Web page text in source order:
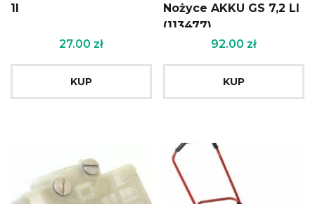
1l
27.00 zł
KUP
Nożyce AKKU GS 7,2 LI
(113477)
92.00 zł
KUP